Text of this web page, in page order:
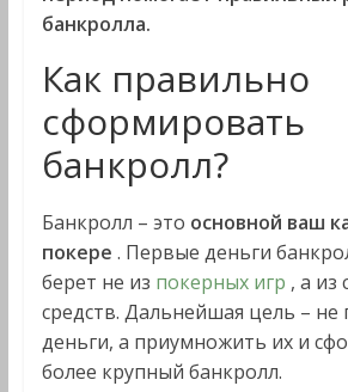
банкролла.
Как правильно
сформировать
банкролл?
Банкролл – это основной ваш
покере . Первые деньги
берет не из покерных игр , а из
средств. Дальнейшая цель – не
деньги, а приумножить их и
более крупный банкролл.